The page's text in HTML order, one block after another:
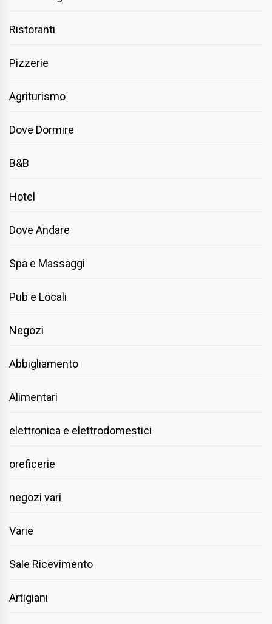
Ristoranti
Pizzerie
Agriturismo
Dove Dormire
B&B
Hotel
Dove Andare
Spa e Massaggi
Pub e Locali
Negozi
Abbigliamento
Alimentari
elettronica e elettrodomestici
oreficerie
negozi vari
Varie
Sale Ricevimento
Artigiani